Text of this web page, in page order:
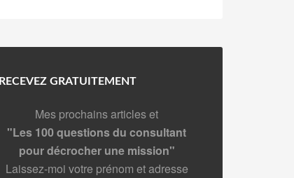
RECEVEZ GRATUITEMENT
Mes prochains articles et
"Les 100 questions du consultant
pour décrocher une mission"
Laissez-moi votre prénom et adresse